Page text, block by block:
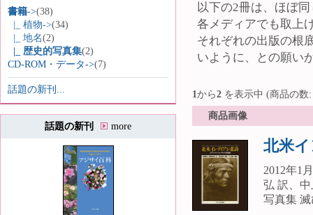
書籍->(38)
|_ 植物->(34)
|_ 地名(2)
|_ 歴史的写真集(2)
CD-ROM・データ->(7)
話題の新刊...
話題の新刊 more
以下の2冊は、ほぼ
各メディアでも取上
それぞれの出版の根
いように、との願い
1から2 を表示中 (商品の
商品画像
北米イ
2012年1
弘 訳、
写真集